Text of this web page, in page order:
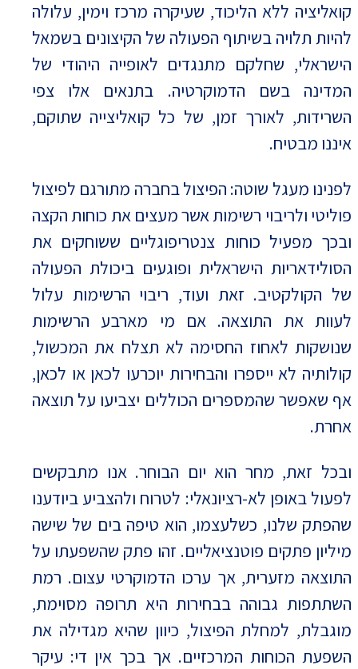
קואליציה ללא הליכוד, שעיקרה מרכז וימין, עלולה
להיות תלויה בשיתוף הפעולה של הקיצונים בשמאל
הישראלי, שחלקם מתנגדים לאופייה היהודי של
המדינה בשם הדמוקרטיה. בתנאים אלו צפי
השרידות, לאורך זמן, של כל קואליצייה שתוקם,
איננו מבטיח.
לפנינו מעגל שוטה: הפיצול בחברה מתורגם לפיצול
פוליטי ולריבוי רשימות אשר מעצים את כוחות הקצה
ובכך מפעיל כוחות צנטריפוגליים ששוחקים את
הסולידאריות הישראלית ופוגעים ביכולת הפעולה
של הקולקטיב. זאת ועוד, ריבוי הרשימות עלול
לעוות את התוצאה. אם מי מארבע הרשימות
שנושקות לאחוז החסימה לא תצלח את המכשול,
קולותיה לא ייספרו והבחירות יוכרעו לכאן או לכאן,
אף שאפשר שהמספרים הכוללים יצביעו על תוצאה
אחרת.
ובכל זאת, מחר הוא יום הבוחר. אנו מתבקשים
לפעול באופן לא-רציונאלי: לטרוח ולהצביע ביודענו
שהפתק שלנו, כשלעצמו, הוא טיפה בים של שישה
מיליון פתקים פוטנציאליים. זהו פתק שהשפעתו על
התוצאה מזערית, אך ערכו הדמוקרטי עצום. רמת
השתתפות גבוהה בבחירות היא תרופה מסוימת,
מוגבלת, למחלת הפיצול, כיוון שהיא מגדילה את
השפעת הכוחות המרכזיים. אך בכך אין די: עיקר